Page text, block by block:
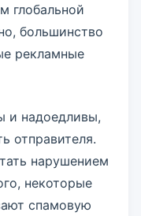
глобальной
большинство
рекламные
и надоедливы,
отправителя.
нарушением
некоторые
спамовую